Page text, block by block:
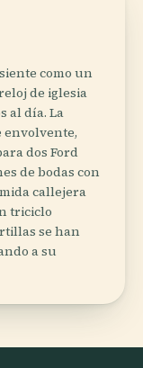
como un
de iglesia
al día. La
dos Ford
de bodas con
callejera
triciclo
se han
a su